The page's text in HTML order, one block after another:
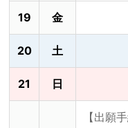
19 金
20 土
21 日
【出願